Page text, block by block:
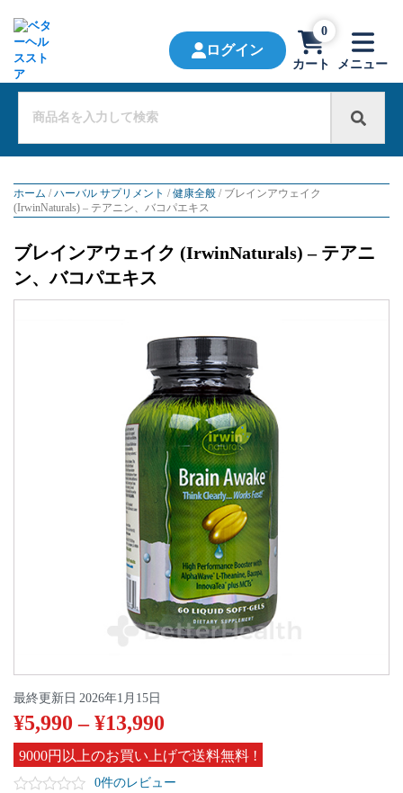
ログイン
カート
0
メニュー
ホーム /ハーバル サプリメント /健康全般 / ブレインアウェイク
(IrwinNaturals) – テアニン、バコパエキス
ブレインアウェイク (IrwinNaturals) – テアニ
ン、バコパエキス
¥5,990 –¥13,990
9000円以上のお買い上げで送料無料 !
最終更新日 2026年1月15日
0件のレビュー